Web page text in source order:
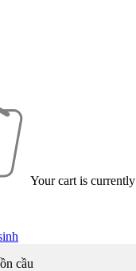
Your cart is
cầu